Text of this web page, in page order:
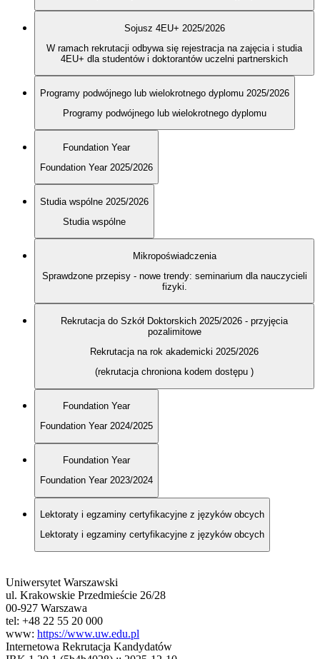
Sojusz 4EU+ 2025/2026
W ramach rekrutacji odbywa się rejestracja na zajęcia i studia
4EU+ dla studentów i doktorantów uczelni partnerskich
Programy podwójnego lub wielokrotnego dyplomu 2025/2026
Programy podwójnego lub wielokrotnego dyplomu
Foundation Year
Foundation Year 2025/2026
Studia wspólne 2025/2026
Studia wspólne
Mikropoświadczenia
Sprawdzone przepisy - nowe trendy: seminarium dla nauczycieli
fizyki.
Rekrutacja do Szkół Doktorskich 2025/2026 - przyjęcia
pozalimitowe
Rekrutacja na rok akademicki 2025/2026
(rekrutacja chroniona kodem dostępu )
Foundation Year
Foundation Year 2024/2025
Foundation Year
Foundation Year 2023/2024
Lektoraty i egzaminy certyfikacyjne z języków obcych
Lektoraty i egzaminy certyfikacyjne z języków obcych
Uniwersytet Warszawski
ul. Krakowskie Przedmieście 26/28
00-927 Warszawa
tel: +48 22 55 20 000
www: https://www.uw.edu.pl
Internetowa Rekrutacja Kandydatów